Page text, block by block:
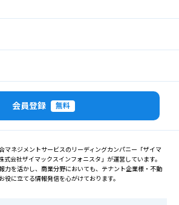
会員登録 無料
マネジメントサービスのリーディングカンパニー「ザイマ
式会社ザイマックスインフォニスタ」が運営しています。
力を活かし、商業分野においても、テナント企業様・不動
役に立てる情報発信を心がけております。